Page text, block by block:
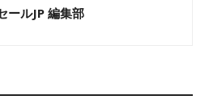
ールJP 編集部